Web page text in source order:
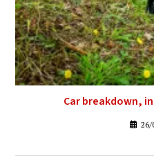
Car breakdown,
26/